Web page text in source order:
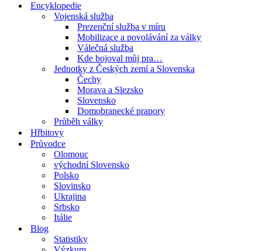
Encyklopedie
Vojenská služba
Prezenční služba v míru
Mobilizace a povolávání za války
Válečná služba
Kde bojoval můj pra…
Jednotky z Českých zemí a Slovenska
Čechy
Morava a Slezsko
Slovensko
Domobranecké prapory
Průběh války
Hřbitovy
Průvodce
Olomouc
východní Slovensko
Polsko
Slovinsko
Ukrajina
Srbsko
Itálie
Blog
Statistiky